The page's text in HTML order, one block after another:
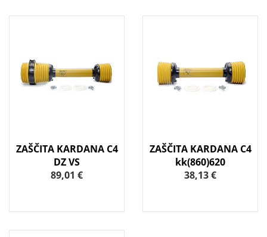
ZAŠČITA KARDANA C4
DZ VS
89,01 €
ZAŠČITA KARDANA C4
kk(860)620
38,13 €